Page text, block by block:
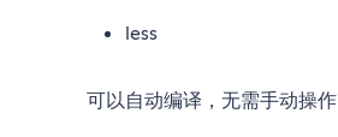
less
可以自动编译，无需手动操作